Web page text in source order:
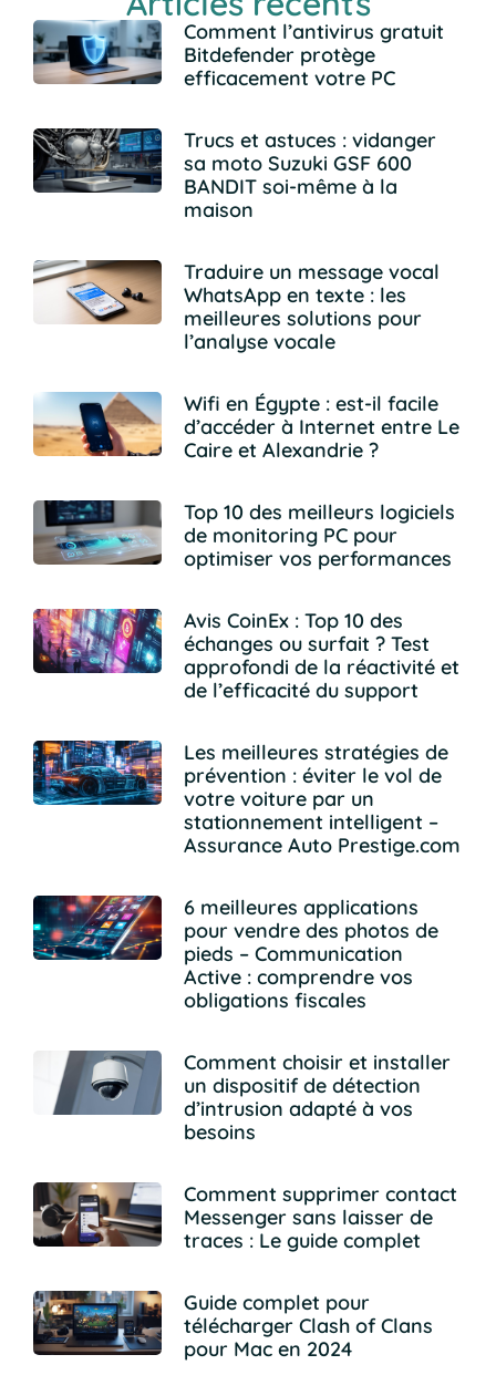
Comment l’antivirus gratuit
Bitdefender protège
efficacement votre PC
Trucs et astuces : vidanger
sa moto Suzuki GSF 600
BANDIT soi-même à la
maison
Traduire un message vocal
WhatsApp en texte : les
meilleures solutions pour
l’analyse vocale
Wifi en Égypte : est-il facile
d’accéder à Internet entre Le
Caire et Alexandrie ?
Top 10 des meilleurs logiciels
de monitoring PC pour
optimiser vos performances
Avis CoinEx : Top 10 des
échanges ou surfait ? Test
approfondi de la réactivité et
de l’efficacité du support
Les meilleures stratégies de
prévention : éviter le vol de
votre voiture par un
stationnement intelligent –
Assurance Auto Prestige.com
6 meilleures applications
pour vendre des photos de
pieds – Communication
Active : comprendre vos
obligations fiscales
Comment choisir et installer
un dispositif de détection
d’intrusion adapté à vos
besoins
Comment supprimer contact
Messenger sans laisser de
traces : Le guide complet
Guide complet pour
télécharger Clash of Clans
pour Mac en 2024